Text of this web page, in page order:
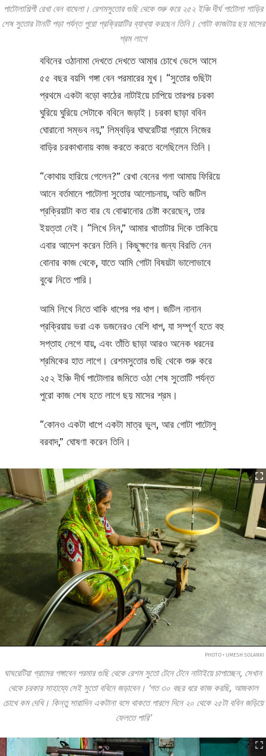
পাটোলাশিল্পী রেখা বেন বাঘেলা। রেশমসুতোর গুছি থেকে শুরু করে ২৫২ ইঞ্চি দীর্ঘ পাটোলা শাড়ির
শেষ সুতোর টানটি পড়া পর্যন্ত পুরো প্রক্রিয়াটির ব্যাখ্যা করছেন তিনি। গোটা কাজটায় ছয় মাসের
শ্রম লাগে
ববিনের ওঠানামা দেখতে দেখতে আমার চোখে ভেসে আসে
৫৫ বছর বয়সি গঙ্গা বেন পরমারের মুখ। “সুতোর গুছিটা
প্রথমে একটা বড়ো কাঠের নাটাইয়ে চাপিয়ে তারপর চরকা
ঘুরিয়ে ঘুরিয়ে সেটাকে ববিনে জড়াই। চরকা ছাড়া ববিন
ঘোরানো সম্ভব নয়,” লিম্বড়ির ঘাঘরেটিয়া গ্রামে নিজের
বাড়ির চরকাখানায় কাজ করতে করতে বলেছিলেন তিনি।
“কোথায় হারিয়ে গেলেন?” রেখা বেনের গলা আমায় ফিরিয়ে
আনে বর্তমানে পাটোলা সুতোর আলোচনায়, অতি জটিল
প্রক্রিয়াটা কত বার যে বোঝানোর চেষ্টা করেছেন, তার
ইয়ত্তা নেই। “লিখে নিন,” আমার খাতাটার দিকে তাকিয়ে
এবার আদেশ করেন তিনি। কিছুক্ষণের জন্য বিরতি নেন
বোনার কাজ থেকে, যাতে আমি গোটা বিষয়টা ভালোভাবে
বুঝে নিতে পারি।
আমি লিখে নিতে থাকি ধাপের পর ধাপ। জটিল নানান
প্রক্রিয়ায় ভরা এক ডজনেরও বেশি ধাপ, যা সম্পূর্ণ হতে বহু
সপ্তাহ লেগে যায়, এবং তাঁতি ছাড়া আরও অনেক ধরনের
শ্রমিকের হাত লাগে। রেশমসুতোর গুছি থেকে শুরু করে
২৫২ ইঞ্চি দীর্ঘ পাটোলার জমিতে ওঠা শেষ সুতোটি পর্যন্ত
পুরো কাজ শেষ হতে লাগে ছয় মাসের শ্রম।
“কোনও একটা ধাপে একটা মাত্র ভুল, আর গোটা পাটোলু
বরবাদ,” ঘোষণা করেন তিনি।
PHOTO • UMESH SOLANKI
ঘাঘরেটিয়া গ্রামের গঙ্গাবেন পরমার গুছি থেকে রেশম সুতো টেনে টেনে নাটাইয়ে চাপাচ্ছেন, সেখান
থেকে চরকার সাহায্যে সেই সুতো ববিনে জড়াবেন। ‘গত ৩০ বছর ধরে কাজ করছি, আজকাল
চোখে কম দেখি। কিন্তু সারাদিন একটানা বসে থাকতে পারলে দিনে ২০ থেকে ২৫টা ববিন জড়িয়ে
ফেলতে পারি’